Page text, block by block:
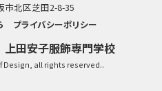
市北区芝田2-8-35
プライバシーポリシー
上田安子服飾専門学校
Design, all rights reserved..